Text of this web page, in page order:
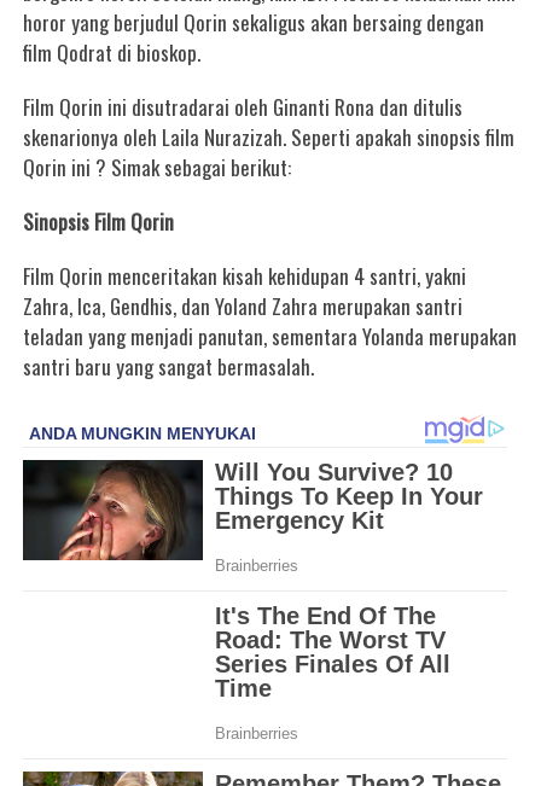
horor yang berjudul Qorin sekaligus akan bersaing dengan
film Qodrat di bioskop.
Film Qorin ini disutradarai oleh Ginanti Rona dan ditulis
skenarionya oleh Laila Nurazizah. Seperti apakah sinopsis film
Qorin ini ? Simak sebagai berikut:
Sinopsis Film Qorin
Film Qorin menceritakan kisah kehidupan 4 santri, yakni
Zahra, Ica, Gendhis, dan Yoland Zahra merupakan santri
teladan yang menjadi panutan, sementara Yolanda merupakan
santri baru yang sangat bermasalah.